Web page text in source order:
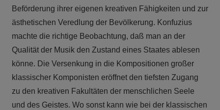
Beförderung ihrer eigenen kreativen Fähigkeiten und zur
ästhetischen Veredlung der Bevölkerung. Konfuzius
machte die richtige Beobachtung, daß man an der
Qualität der Musik den Zustand eines Staates ablesen
könne. Die Versenkung in die Kompositionen großer
klassischer Komponisten eröffnet den tiefsten Zugang
zu den kreativen Fakultäten der menschlichen Seele
und des Geistes. Wo sonst kann wie bei der klassischen